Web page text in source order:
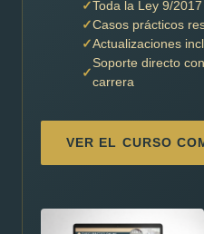
Toda la Ley 9/
Casos prácticos
Actualizaciones
Soporte directo
carrera
VER EL CURSO